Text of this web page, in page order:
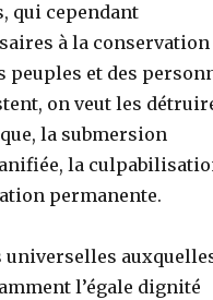
qui cependant
à la conservation
peuples et des
on veut les
la submersion
la
permanente.
universelles
l’égale dignité